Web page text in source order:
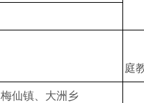
庭
梅仙镇、大洲乡